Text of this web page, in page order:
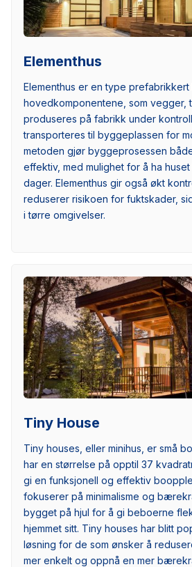
Elementhus
Elementhus er en type
hovedkomponentene, som vegger,
produseres på fabrikk under
transporteres til byggeplassen for
metoden gjør byggeprosessen
effektiv, med mulighet for å ha
dager. Elementhus gir også økt
reduserer risikoen for fuktskader,
i tørre omgivelser.
Tiny House
Tiny houses, eller minihus, er små
har en størrelse på opptil 37
gi en funksjonell og effektiv
fokuserer på minimalisme og
bygget på hjul for å gi beboerne
hjemmet sitt. Tiny houses har blitt
løsning for de som ønsker å
mer enkelt og oppnå en mer